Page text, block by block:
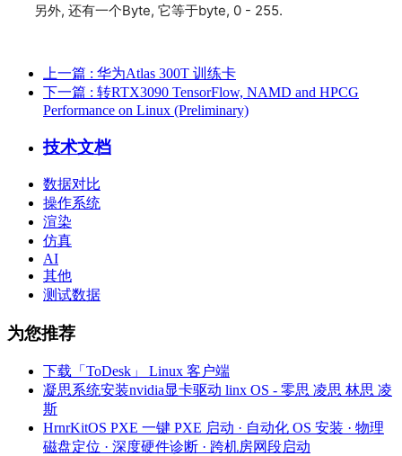
另外, 还有一个Byte, 它等于byte, 0 - 255.
上一篇 : 华为Atlas 300T 训练卡
下一篇 : 转RTX3090 TensorFlow, NAMD and HPCG
Performance on Linux (Preliminary)
技术文档
数据对比
操作系统
渲染
仿真
AI
其他
测试数据
为您推荐
下载「ToDesk」 Linux 客户端
凝思系统安装nvidia显卡驱动 linx OS - 零思 凌思 林思 凌
斯
HrnrKitOS PXE 一键 PXE 启动 · 自动化 OS 安装 · 物理
磁盘定位 · 深度硬件诊断 · 跨机房网段启动